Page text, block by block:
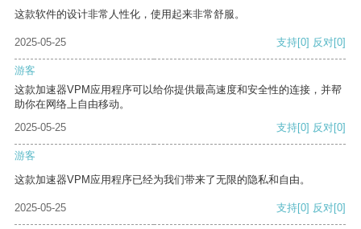
这款软件的设计非常人性化，使用起来非常舒服。
2025-05-25 支持[0] 反对[0]
游客
这款加速器VPM应用程序可以给你提供最高速度和安全性的连接，并帮
助你在网络上自由移动。
2025-05-25
支持[0] 反对[0]
游客
这款加速器VPM应用程序已经为我们带来了无限的隐私和自由。
2025-05-25 支持[0] 反对[0]